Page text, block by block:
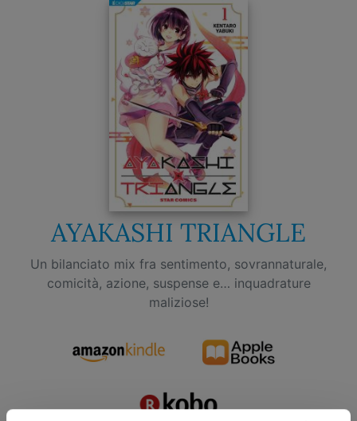
AYAKASHI TRIANGLE
Un bilanciato mix fra sentimento, sovrannaturale,
comicità, azione, suspense e… inquadrature
maliziose!